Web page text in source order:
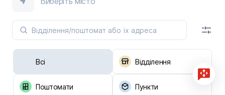
Всі Відділення
Поштомати Пункти